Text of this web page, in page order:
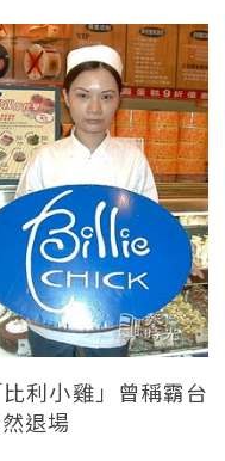
利小雞」曾稱霸台
退場